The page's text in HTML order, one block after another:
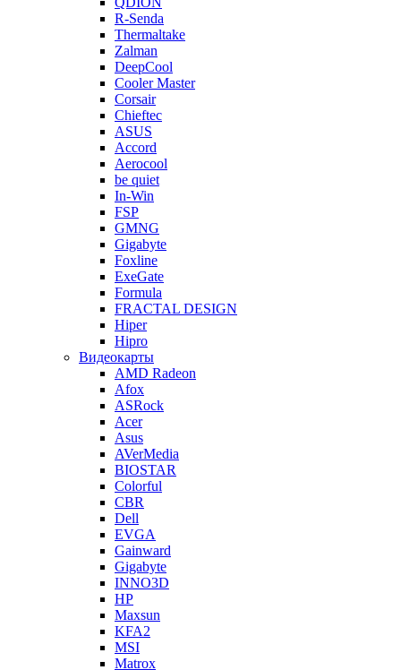
R-Senda
Thermaltake
Zalman
DeepCool
Cooler Master
Corsair
Chieftec
ASUS
Accord
Aerocool
be quiet
In-Win
FSP
GMNG
Gigabyte
Foxline
ExeGate
Formula
FRACTAL DESIGN
Hiper
Hipro
Видеокарты
AMD Radeon
Afox
ASRock
Acer
Asus
AVerMedia
BIOSTAR
Colorful
CBR
Dell
EVGA
Gainward
Gigabyte
INNO3D
HP
Maxsun
KFA2
MSI
Matrox